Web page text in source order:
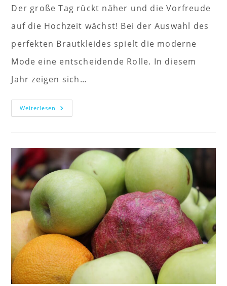
Der große Tag rückt näher und die Vorfreude
auf die Hochzeit wächst! Bei der Auswahl des
perfekten Brautkleides spielt die moderne
Mode eine entscheidende Rolle. In diesem
Jahr zeigen sich…
Weiterlesen Die
Neuesten